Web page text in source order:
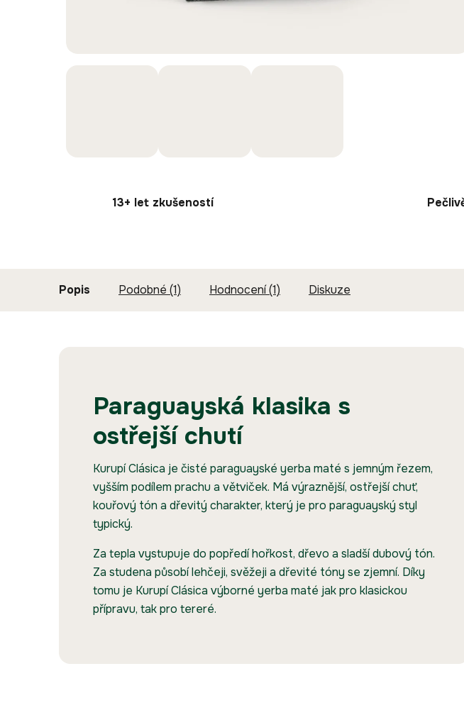
13+ let zkušeností
Popis Podobné (1) Hodnocení (1) Diskuze
Paraguayská klasika s
ostřejší chutí
Kurupí Clásica je čisté paraguayské yerba maté s jemným řezem,
vyšším podílem prachu a větviček. Má výraznější, ostřejší chuť,
kouřový tón a dřevitý charakter, který je pro paraguayský styl
typický.
Za tepla vystupuje do popředí hořkost, dřevo a sladší dubový tón.
Za studena působí lehčeji, svěžeji a dřevité tóny se zjemní. Díky
tomu je Kurupí Clásica výborné yerba maté jak pro klasickou
přípravu, tak pro tereré.